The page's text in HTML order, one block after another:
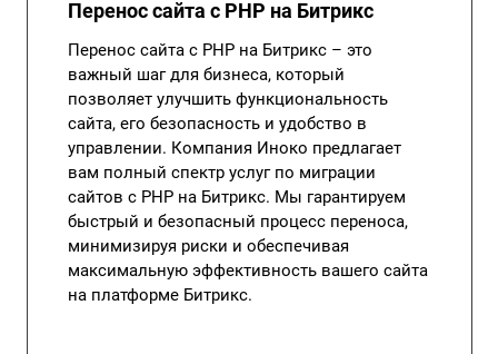
Перенос сайта с PHP на Битрикс
Перенос сайта с PHP на Битрикс – это
важный шаг для бизнеса, который
позволяет улучшить функциональность
сайта, его безопасность и удобство в
управлении. Компания Иноко предлагает
вам полный спектр услуг по миграции
сайтов с PHP на Битрикс. Мы гарантируем
быстрый и безопасный процесс переноса,
минимизируя риски и обеспечивая
максимальную эффективность вашего сайта
на платформе Битрикс.